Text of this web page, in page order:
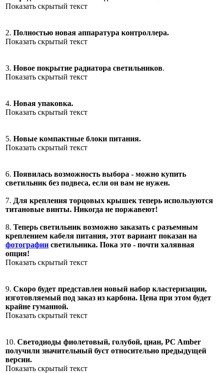
Показать скрытый текст
2. Полностью новая аппаратура контроллера.
Показать скрытый текст
3. Новое покрытие радиатора светильников.
Показать скрытый текст
4. Новая упаковка.
Показать скрытый текст
5. Новые компактные блоки питания.
Показать скрытый текст
6. Появилась возможность выбора - можно купить
светильник без подвеса, если он вам не нужен.
7. Для крепления торцовых крышек теперь используются
титановые винты. Никогда не поржавеют!
8. Теперь светильник возможно заказать с разъемным
креплением кабеля питания, этот вариант показан на
фотографии светильника. Пока это - почти халявная
опция!
Показать скрытый текст
9. Скоро будет представлен новый набор кластеризации,
изготовляемый под заказ из карбона. Цена при этом будет
крайне гуманной.
Показать скрытый текст
10. Светодиоды фиолетовый, голубой, циан, PC Amber
получили значительный буст относительно предыдущей
версии.
Показать скрытый текст